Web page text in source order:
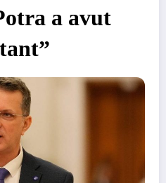
a avut